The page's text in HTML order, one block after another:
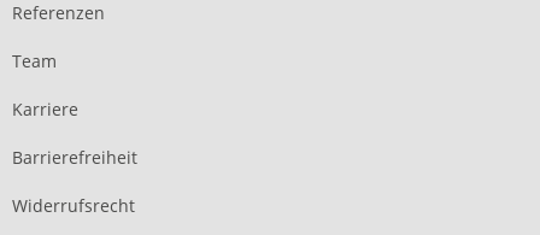
Referenzen
Team
Karriere
Barrierefreiheit
Widerrufsrecht